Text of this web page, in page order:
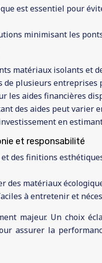
est essentiel pour
minimisant les
matériaux isolants et
de plusieurs entreprises
aides financières
des aides peut varier
en
et responsabilité
des finitions
matériaux
à entretenir et
majeur. Un choix
assurer la